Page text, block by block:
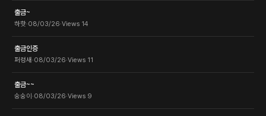
출금~
하핫·08/03/26·Views 14
출금인증
퍼렁새 ·08/03/26·Views 11
출금~~
숭숭이·08/03/26·Views 9